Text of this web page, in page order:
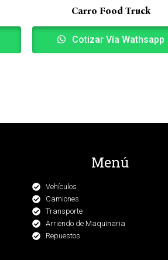
Carro Food Truck
Cotizar Vía Wathsapp
Menú
Vehículos
Camiones
Transporte
Arriendo de Maquinaria
Repuestos